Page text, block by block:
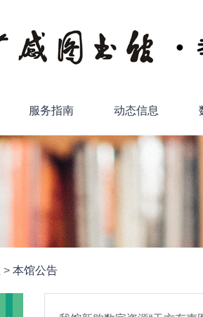
服务指南 动态信息
> 本馆公告